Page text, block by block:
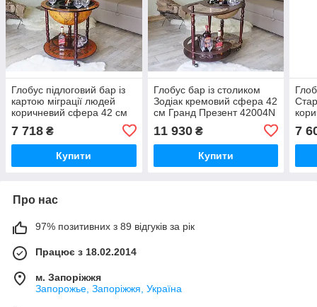
Глобус підлоговий бар із
картою міграції людей
коричневий сфера 42 см
7 718 ₴
Купити
Глобус бар із столиком
Зодіак кремовий сфера 42
см Гранд Презент 42004N
11 930₴
Купити
7
Про нас
97% позитивних з 89 відгуків за рік
Працює з 18.02.2014
м. Запоріжжя
Запорожье, Запоріжжя, Україна